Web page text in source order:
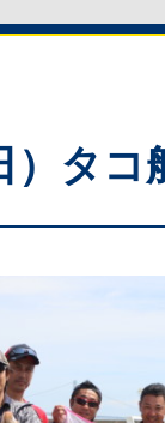
）タコ